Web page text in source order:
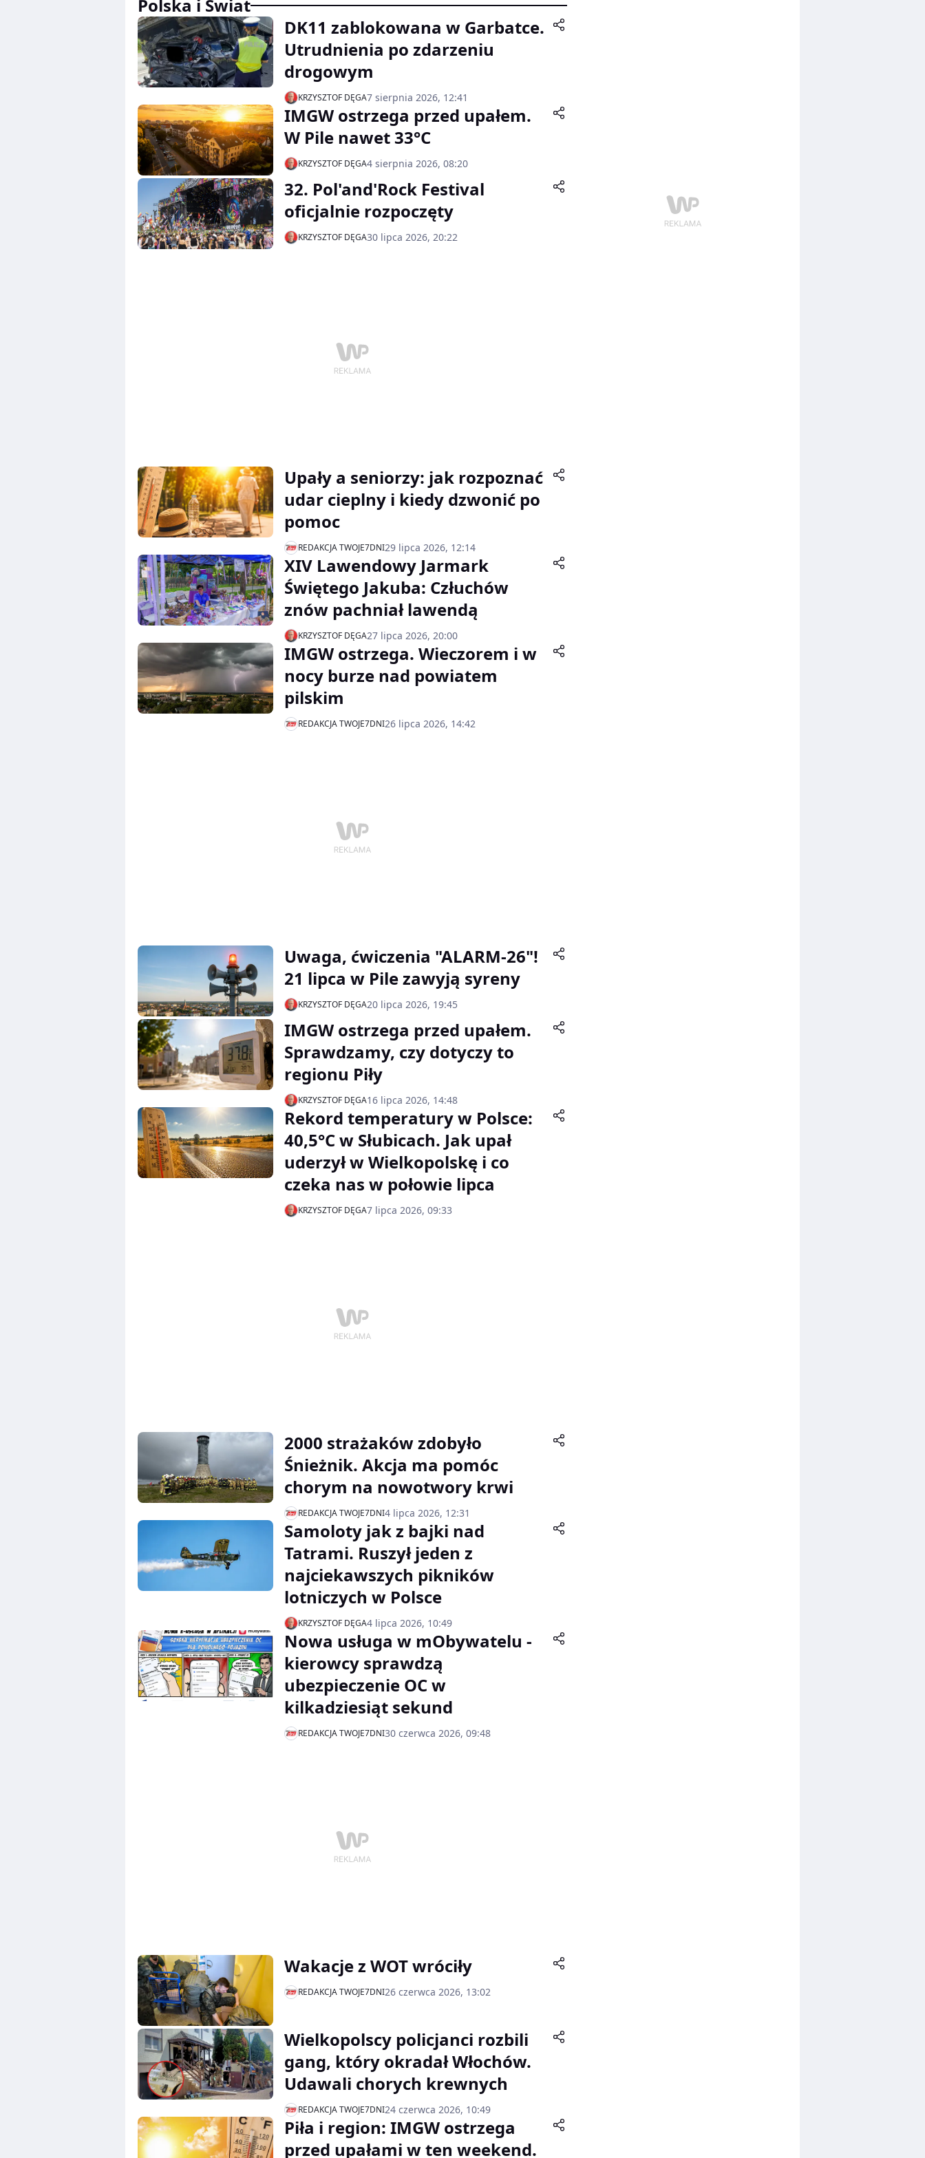
Polska i Świat
DK11 zablokowana w Garbatce.
Utrudnienia po zdarzeniu
drogowym
KRZYSZTOF DĘGA7 sierpnia 2026, 12:41
IMGW ostrzega przed upałem.
W Pile nawet 33°C
KRZYSZTOF DĘGA4 sierpnia 2026, 08:20
32. Pol'and'Rock Festival
oficjalnie rozpoczęty
KRZYSZTOF DĘGA30 lipca 2026, 20:22
Upały a seniorzy: jak rozpoznać
udar cieplny i kiedy dzwonić po
pomoc
REDAKCJA TWOJE7DNI29 lipca 2026, 12:14
XIV Lawendowy Jarmark
Świętego Jakuba: Człuchów
znów pachniał lawendą
KRZYSZTOF DĘGA27 lipca 2026, 20:00
IMGW ostrzega. Wieczorem i w
nocy burze nad powiatem
pilskim
REDAKCJA TWOJE7DNI26 lipca 2026, 14:42
Uwaga, ćwiczenia "ALARM-26"!
21 lipca w Pile zawyją syreny
KRZYSZTOF DĘGA20 lipca 2026, 19:45
IMGW ostrzega przed upałem.
Sprawdzamy, czy dotyczy to
regionu Piły
KRZYSZTOF DĘGA16 lipca 2026, 14:48
Rekord temperatury w Polsce:
40,5°C w Słubicach. Jak upał
uderzył w Wielkopolskę i co
czeka nas w połowie lipca
KRZYSZTOF DĘGA7 lipca 2026, 09:33
2000 strażaków zdobyło
Śnieżnik. Akcja ma pomóc
chorym na nowotwory krwi
REDAKCJA TWOJE7DNI4 lipca 2026, 12:31
Samoloty jak z bajki nad
Tatrami. Ruszył jeden z
najciekawszych pikników
lotniczych w Polsce
KRZYSZTOF DĘGA4 lipca 2026, 10:49
Nowa usługa w mObywatelu -
kierowcy sprawdzą
ubezpieczenie OC w
kilkadziesiąt sekund
REDAKCJA TWOJE7DNI30 czerwca 2026, 09:48
Wakacje z WOT wróciły
REDAKCJA TWOJE7DNI26 czerwca 2026, 13:02
Wielkopolscy policjanci rozbili
gang, który okradał Włochów.
Udawali chorych krewnych
REDAKCJA TWOJE7DNI24 czerwca 2026, 10:49
Piła i region: IMGW ostrzega
przed upałami w ten weekend.